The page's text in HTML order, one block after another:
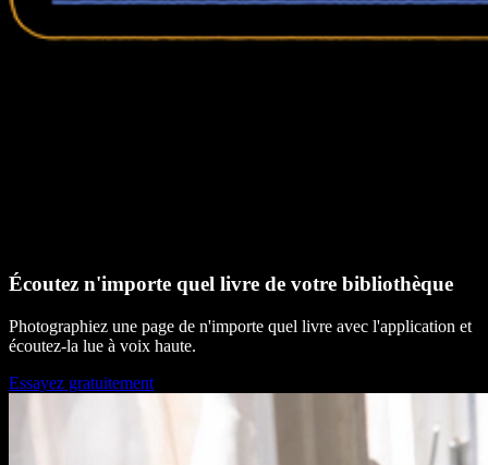
Écoutez n'importe quel livre de votre bibliothèque
Photographiez une page de n'importe quel livre avec l'application et
écoutez-la lue à voix haute.
Essayez gratuitement